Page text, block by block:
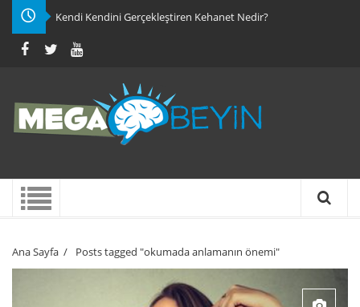
Kendi Kendini Gerçekleştiren Kehanet Nedir?
Ana Sayfa / Posts tagged "okumada anlamanın önemi"